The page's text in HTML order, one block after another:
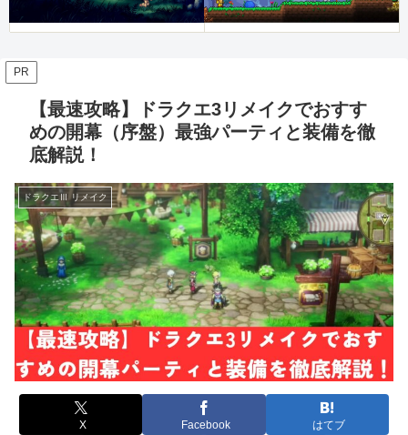
PR
【最速攻略】ドラクエ3リメイクでおすす
めの開幕（序盤）最強パーティと装備を徹
底解説！
ドラクエⅢ リメイク
X Facebook はてブ